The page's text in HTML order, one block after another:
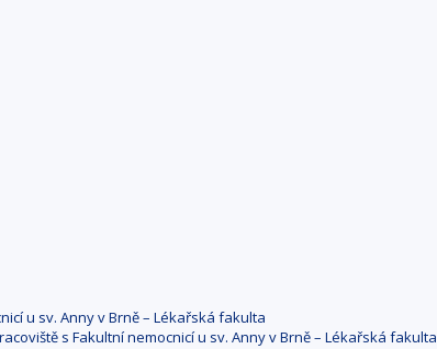
u sv. Anny v Brně – Lékařská fakulta
s Fakultní nemocnicí u sv. Anny v Brně – Lékařská fakulta